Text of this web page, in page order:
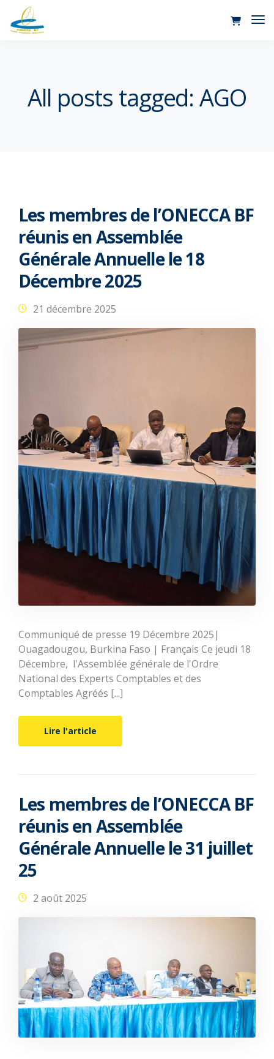
All posts tagged: AGO
Les membres de l’ONECCA BF
réunis en Assemblée
Générale Annuelle le 18
Décembre 2025
21 décembre 2025
Communiqué de presse 19 Décembre 2025|
Ouagadougou, Burkina Faso | Français Ce jeudi 18
Décembre, l'Assemblée générale de l'Ordre
National des Experts Comptables et des
Comptables Agréés [...]
Lire l'article
Les membres de l’ONECCA BF
réunis en Assemblée
Générale Annuelle le 31 juillet
25
2 août 2025